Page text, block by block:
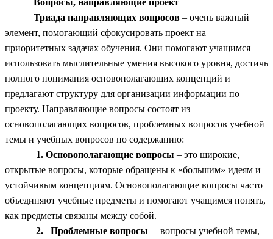
Вопросы, направляющие проект
Триада направляющих вопросов – очень важный
элемент, помогающий сфокусировать проект на
приоритетных задачах обучения. Они помогают учащимся
использовать мыслительные умения высокого уровня, достичь
полного понимания основополагающих концепций и
предлагают структуру для организации информации по
проекту. Направляющие вопросы состоят из
основополагающих вопросов, проблемных вопросов учебной
темы и учебных вопросов по содержанию:
1. Основополагающие вопросы– это широкие,
открытые вопросы, которые обращены к «большим» идеям и
устойчивым концепциям. Основополагающие вопросы часто
объединяют учебные предметы и помогают учащимся понять,
как предметы связаны между собой.
2. Проблемные вопросы – вопросы учебной темы,